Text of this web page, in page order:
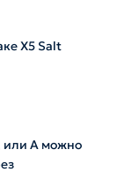
X5 Salt
или А можно